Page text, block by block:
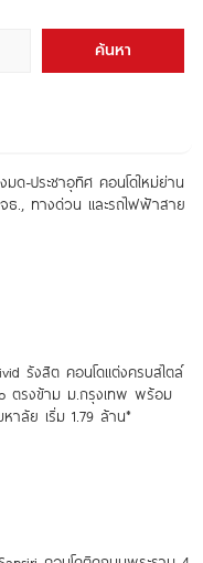
ค้นหา
ด-ประชาอุทิศ คอนโดใหม่ย่าน
จธ., ทางด่วน และรถไฟฟ้าสาย
รังสิต คอนโดแต่งครบสไตล์
ตรงข้าม ม.กรุงเทพ พร้อม
าลัย เริ่ม 1.79 ล้าน*